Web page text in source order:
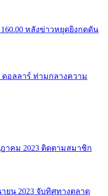
หลังข่าวหยุดยิงกดดัน
ดอลลาร์ ท่ามกลางความ
าคม 2023 ติดตามสมาชิก
ยน 2023 จับทิศทางตลาด